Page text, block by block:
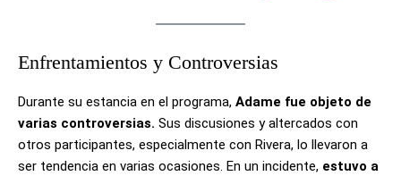
Enfrentamientos y Controversias
Durante su estancia en el programa, Adame fue objeto de
varias controversias. Sus discusiones y altercados con
otros participantes, especialmente con Rivera, lo llevaron a
ser tendencia en varias ocasiones. En un incidente, estuvo a